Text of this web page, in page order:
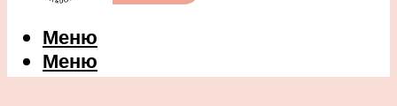
Меню
Меню